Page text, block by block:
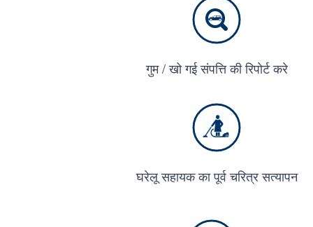
गुम / खो गई संपत्ति की रिपोर्ट करे
घरेलू सहायक का पूर्व चरित्र सत्यापन